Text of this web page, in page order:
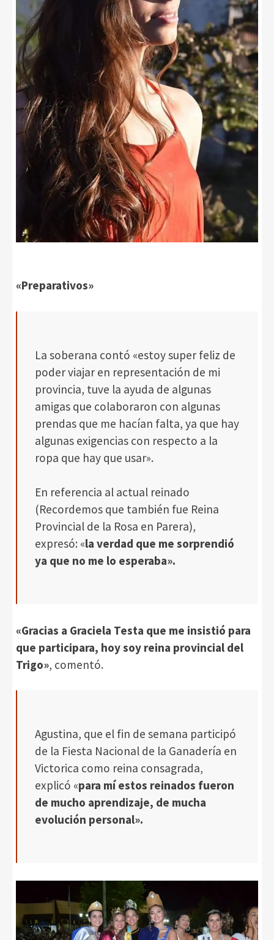
«Preparativos»
La soberana contó «estoy super feliz de
poder viajar en representación de mi
provincia, tuve la ayuda de algunas
amigas que colaboraron con algunas
prendas que me hacían falta, ya que hay
algunas exigencias con respecto a la
ropa que hay que usar».
En referencia al actual reinado
(Recordemos que también fue Reina
Provincial de la Rosa en Parera),
expresó: «la verdad que me sorprendió
ya que no me lo esperaba».
«Gracias a Graciela Testa que me insistió para
que participara, hoy soy reina provincial del
Trigo», comentó.
Agustina, que el fin de semana participó
de la Fiesta Nacional de la Ganadería en
Victorica como reina consagrada,
explicó «para mí estos reinados fueron
de mucho aprendizaje, de mucha
evolución personal».